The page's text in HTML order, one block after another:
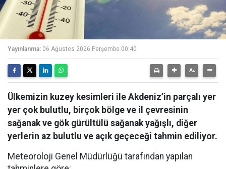
Yayınlanma: 06 Ağustos 2026 Perşembe 00:40
Ülkemizin kuzey kesimleri ile Akdeniz’in parçalı yer
yer çok bulutlu, birçok bölge ve il çevresinin
sağanak ve gök gürültülü sağanak yağışlı, diğer
yerlerin az bulutlu ve açık geçeceği tahmin ediliyor.
Meteoroloji Genel Müdürlüğü tarafından yapılan